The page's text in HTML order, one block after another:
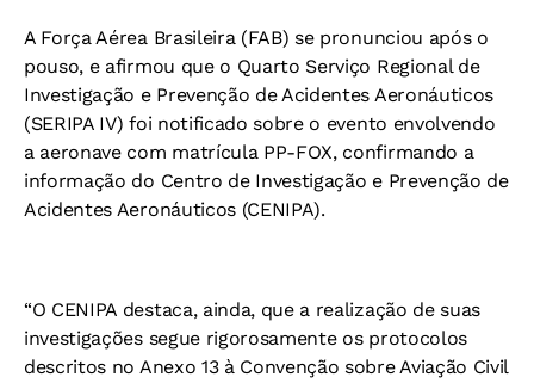
A Força Aérea Brasileira (FAB) se pronunciou após o
pouso, e afirmou que o Quarto Serviço Regional de
Investigação e Prevenção de Acidentes Aeronáuticos
(SERIPA IV) foi notificado sobre o evento envolvendo
a aeronave com matrícula PP-FOX, confirmando a
informação do Centro de Investigação e Prevenção de
Acidentes Aeronáuticos (CENIPA).
“O CENIPA destaca, ainda, que a realização de suas
investigações segue rigorosamente os protocolos
descritos no Anexo 13 à Convenção sobre Aviação Civil